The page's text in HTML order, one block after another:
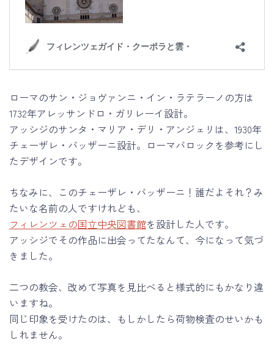
ローマのサン・ジョヴァンニ・イン・ラテラーノの方は
1732年アレッサンドロ・ガリレーイ設計。
アッシジのサンタ・マリア・デリ・アンジェリは、1930年
チェーザレ・バッザーニ設計。ローマバロックを参考にし
たデザインです。
ちなみに、このチェーザレ・バッザーニ！誰だよそれ？み
たいな名前の人ですけれども、
フィレンツェの国立中央図書館を設計した人です。
アッシジでその作品に出会ってたなんて、今になって気づ
きました。
二つの教会、改めて写真を見比べると様式的にもかなり違
いますね。
同じ印象を受けたのは、もしかしたら荷物検査のせいかも
しれません。